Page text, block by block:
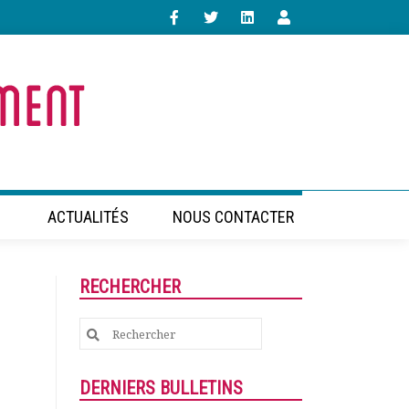
ACTUALITÉS NOUS CONTACTER
RECHERCHER
Search
for:
DERNIERS BULLETINS